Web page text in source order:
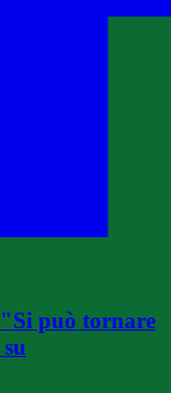
può tornare